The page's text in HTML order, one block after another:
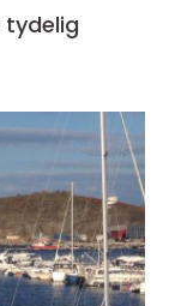
tydelig